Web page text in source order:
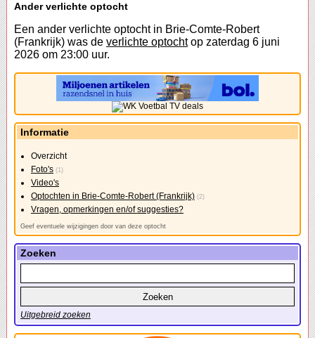
Ander verlichte optocht
Een ander verlichte optocht in Brie-Comte-Robert
(Frankrijk) was de verlichte optochtop zaterdag 6 juni
2026 om 23:00 uur.
Informatie
Overzicht
Foto's (1)
Video's
Optochten in Brie-Comte-Robert (Frankrijk) (2)
Vragen, opmerkingen en/of suggesties?
Geef eventuele wijzigingen door van deze optocht
Zoeken
Uitgebreid zoeken